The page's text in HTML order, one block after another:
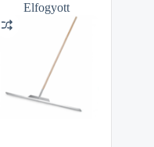
Elfogyott